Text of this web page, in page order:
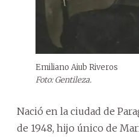
Emiliano Aiub Riveros
Foto: Gentileza.
Nació en la ciudad de
de 1948, hijo único de